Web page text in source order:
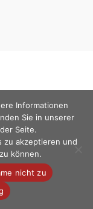
Informationen
Sie in unserer
Seite.
zu akzeptieren und
können.
nicht zu